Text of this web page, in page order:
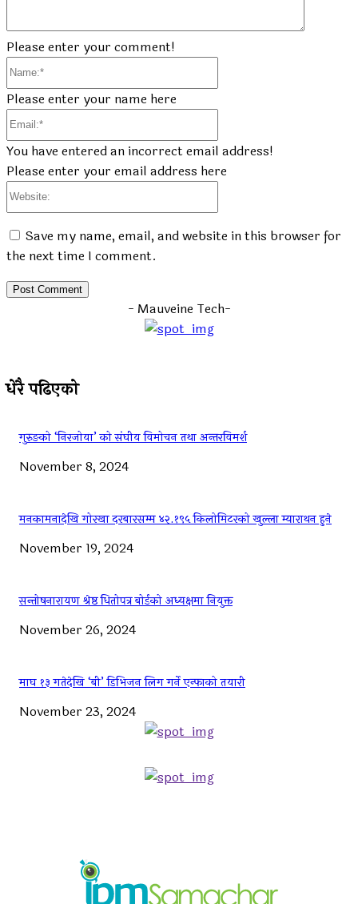
Please enter your comment!
Please enter your name here
You have entered an incorrect email address!
Please enter your email address here
Save my name, email, and website in this browser for
the next time I comment.
- Mauveine Tech-
धेरै पढिएको
गुरुङको ‘निरजोया’ को संघीय विमोचन तथा अन्तरविमर्श
November 8, 2024
मनकामनादेखि गोरखा दरबारसम्म ४२.१९५ किलोमिटरको खुल्ला म्याराथन हुने
November 19, 2024
सन्तोषनारायण श्रेष्ठ धितोपत्र बोर्डको अध्यक्षमा नियुक्त
November 26, 2024
माघ १३ गतेदेखि ‘बी’ डिभिजन लिग गर्ने एन्फाको तयारी
November 23, 2024